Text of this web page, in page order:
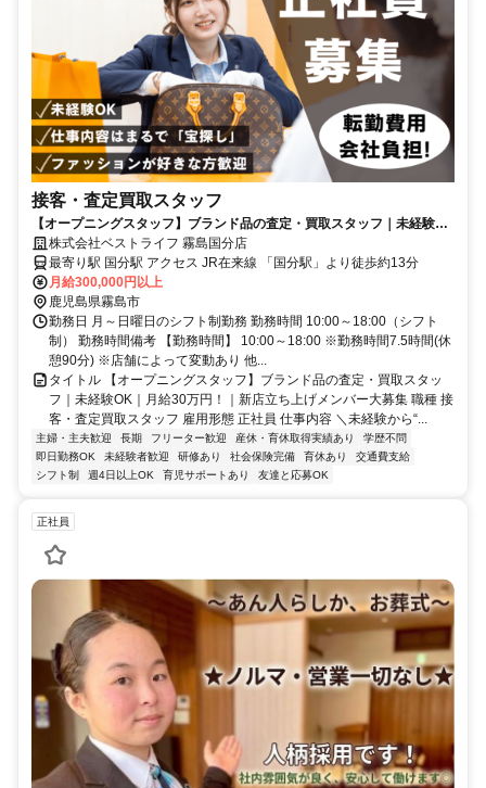
接客・査定買取スタッフ
【オープニングスタッフ】ブランド品の査定・買取スタッフ｜未経験OK
｜月給30万円！｜新店立ち上げメンバー大募集
株式会社ベストライフ 霧島国分店
最寄り駅 国分駅 アクセス JR在来線 「国分駅」より徒歩約13分
月給300,000円以上
鹿児島県霧島市
勤務日 月～日曜日のシフト制勤務 勤務時間 10:00～18:00（シフト
制） 勤務時間備考 【勤務時間】 10:00～18:00 ※勤務時間7.5時間(休
憩90分) ※店舗によって変動あり 他...
タイトル 【オープニングスタッフ】ブランド品の査定・買取スタッ
フ｜未経験OK｜月給30万円！｜新店立ち上げメンバー大募集 職種 接
客・査定買取スタッフ 雇用形態 正社員 仕事内容 ＼未経験から“...
主婦・主夫歓迎 長期 フリーター歓迎 産休・育休取得実績あり
学歴不問
即日勤務OK
未経験者歓迎 研修あり 社会保険完備 育休あり
交通費支給
シフト制
週4日以上OK 育児サポートあり 友達と応募OK
正社員